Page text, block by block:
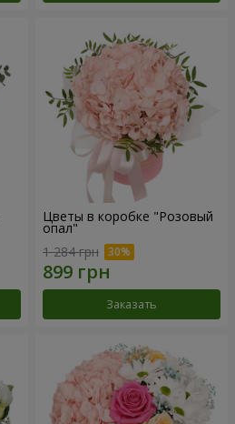
Цветы в коробке "Розовый
опал"
1 284 грн
Заказать